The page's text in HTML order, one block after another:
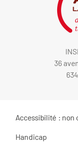
36
Accessibilité : non
Handicap